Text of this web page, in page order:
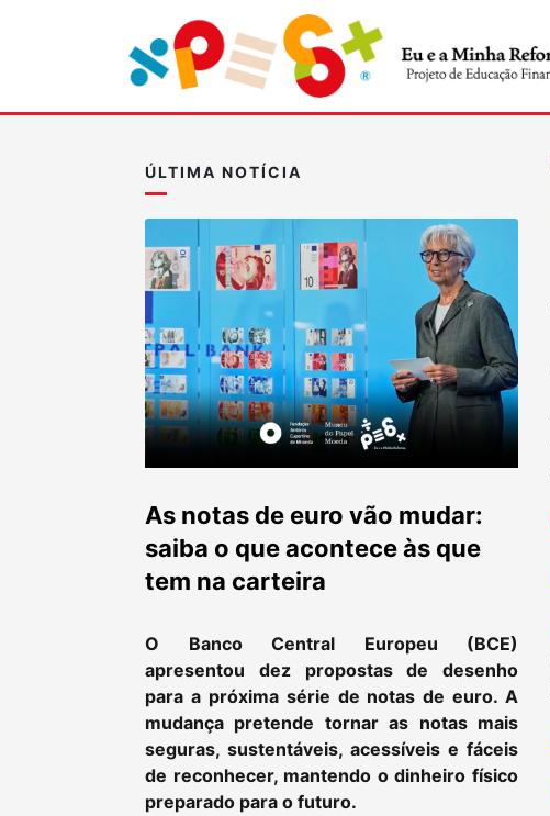
ÚLTIMA NOTÍCIA
As notas de euro vão mudar:
saiba o que acontece às que
tem na carteira
O Banco Central Europeu (BCE)
apresentou dez propostas de desenho
para a próxima série de notas de euro. A
mudança pretende tornar as notas mais
seguras, sustentáveis, acessíveis e fáceis
de reconhecer, mantendo o dinheiro físico
preparado para o futuro.